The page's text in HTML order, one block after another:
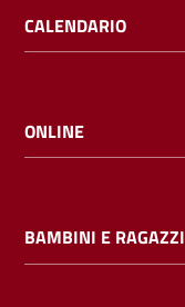
l
i
cataloghi
CALENDARIO
ONLINE
BAMBINI E RAGAZZI